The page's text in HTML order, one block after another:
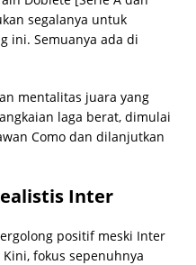
segalanya untuk
ini. Semuanya ada di
mentalitas juara yang
laga berat, dimulai
Como dan dilanjutkan
Inter
positif meski Inter
fokus sepenuhnya